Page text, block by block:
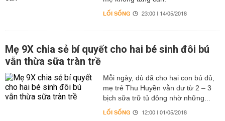
LỐI SỐNG 23:00 | 14/05/2018
Mẹ 9X chia sẻ bí quyết cho hai bé sinh đôi bú
vẫn thừa sữa tràn trề
Mỗi ngày, dù đã cho hai con bú đủ,
mẹ trẻ Thu Huyền vẫn dư từ 2 – 3
bịch sữa trữ tủ đông nhờ những...
LỐI SỐNG 12:00 | 01/05/2018